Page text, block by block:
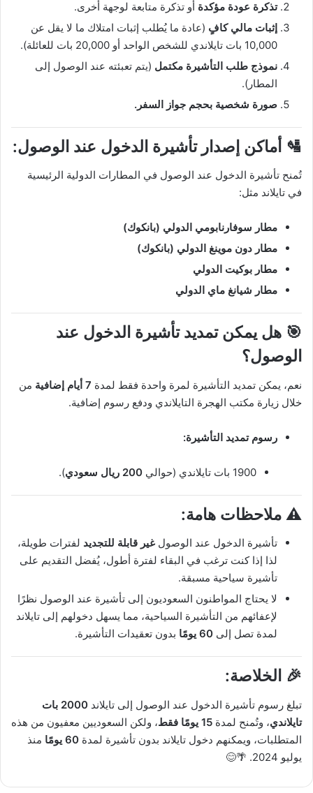
تذكرة عودة مؤكدة أو تذكرة متابعة لوجهة أخرى.
إثبات مالي كافٍ (عادة ما يُطلب إثبات امتلاك ما لا يقل عن
10,000 بات تايلاندي للشخص الواحد أو 20,000 بات للعائلة).
نموذج طلب التأشيرة مكتمل (يتم تعبئته عند الوصول إلى
المطار).
صورة شخصية بحجم جواز السفر.
🛂 أماكن إصدار تأشيرة الدخول عند الوصول:
تُمنح تأشيرة الدخول عند الوصول في المطارات الدولية الرئيسية
في تايلاند مثل:
مطار سوفارنابومي الدولي (بانكوك)
مطار دون موينغ الدولي (بانكوك)
مطار بوكيت الدولي
مطار شيانغ ماي الدولي
🎯 هل يمكن تمديد تأشيرة الدخول عند
الوصول؟
نعم، يمكن تمديد التأشيرة لمرة واحدة فقط لمدة 7 أيام إضافية
من
خلال زيارة مكتب الهجرة التايلاندي ودفع رسوم إضافية.
رسوم تمديد التأشيرة:
1900 بات تايلاندي (حوالي 200 ريال سعودي ).
⚠️ ملاحظات هامة:
تأشيرة الدخول عند الوصول غير قابلة للتجديد لفترات طويلة،
لذا إذا كنت ترغب في البقاء لفترة أطول، يُفضل التقديم على
تأشيرة سياحية مسبقة.
لا يحتاج المواطنون السعوديون إلى تأشيرة عند الوصول نظرًا
لإعفائهم من التأشيرة السياحية، مما يسهل دخولهم إلى تايلاند
لمدة تصل إلى 60 يومًا بدون تعقيدات التأشيرة.
🎉 الخلاصة:
تبلغ رسوم تأشيرة الدخول عند الوصول إلى تايلاند
2000 بات
تايلاندي، وتُمنح لمدة 15 يومًا فقط
، ولكن السعوديين معفيون من هذه
المتطلبات، ويمكنهم دخول تايلاند بدون تأشيرة لمدة 60 يومًا
منذ
يوليو 2024. 🌴😊